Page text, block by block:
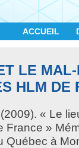
ACCUEIL
LE
HLM DE
(2009). « Le
France »
Québec à